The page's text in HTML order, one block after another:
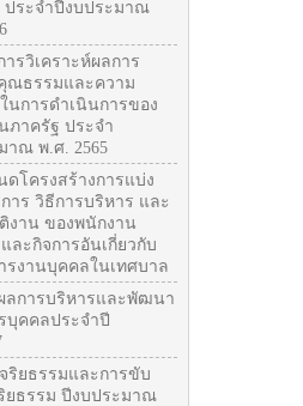
ประจำปีงบประมาณ
ารวิเคราะห์ผลการ
ณธรรมและความ
นการดำเนินการของ
ภาครัฐ ประจำ
าณ พ.ศ. 2565
ดโครงสร้างการแบ่ง
าร วิธีการบริหาร และ
งาน ของพนักงาน
ละกิจการอันเกี่ยวกับ
รงานบุคคลในเทศบาล
ลการบริหารและพัฒนา
บุคคลประจำปี
ริยธรรมและการขับ
ยธรรม ปีงบประมาณ